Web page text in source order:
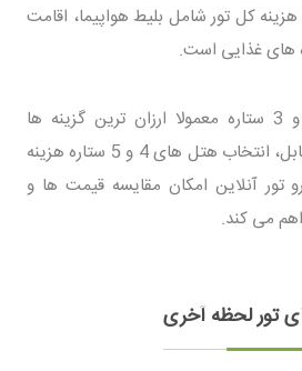
هزینه کل تور شامل بلیط هواپیما، اقامت
های غذایی است.
تورهای با هتل های 2 و 3 ستاره معمولا ارزان ترین گزینه ها
محسوب می شوند. در مقابل، انتخاب هتل های 4 و 5 ستاره هزینه
تور آنلاین امکان مقایسه قیمت ها و
می کند.
تور لحظه آخری